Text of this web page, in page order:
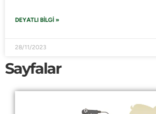
DEYATLI BILGI »
28/11/2023
Sayfalar